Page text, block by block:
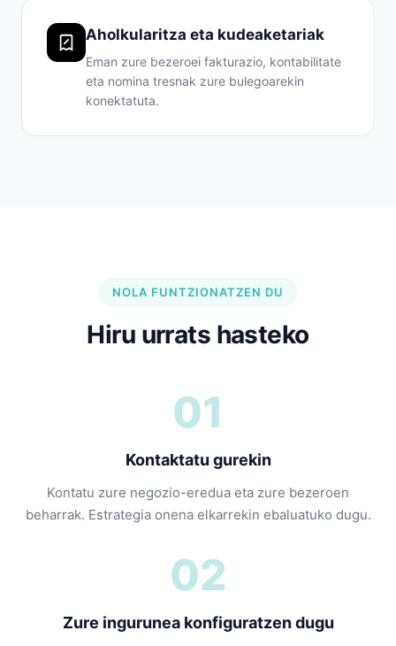
Aholkularitza eta kudeaketariak
Eman zure bezeroei fakturazio, kontabilitate
eta nomina tresnak zure bulegoarekin
konektatuta.
NOLA FUNTZIONATZEN DU
Hiru urrats hasteko
01
Kontaktatu gurekin
Kontatu zure negozio-eredua eta zure bezeroen
beharrak. Estrategia onena elkarrekin ebaluatuko dugu.
02
Zure ingurunea konfiguratzen dugu